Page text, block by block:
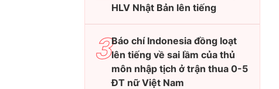
HLV Nhật Bản lên tiếng
Báo chí Indonesia đồng loạt
lên tiếng về sai lầm của thủ
môn nhập tịch ở trận thua 0-5
ĐT nữ Việt Nam